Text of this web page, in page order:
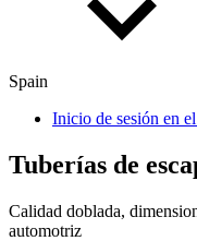
Spain
Inicio de sesión en
Tube­rías de
Calidad doblada,
automotriz